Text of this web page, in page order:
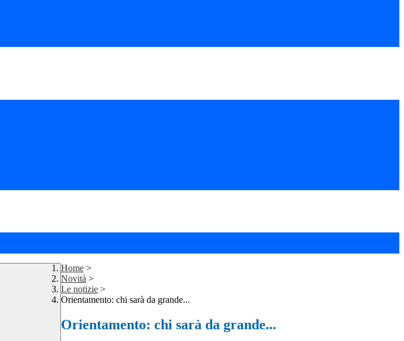
Home >
Novità >
Le notizie >
Orientamento: chi sarà da grande...
Orientamento: chi sarà da grande...